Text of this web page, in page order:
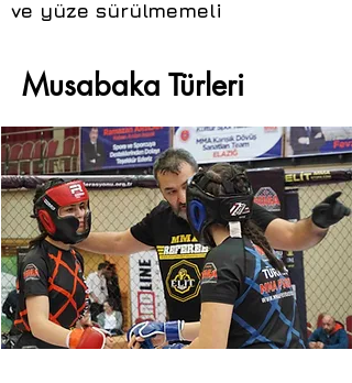
ve yüze sürülmemeli
Musabaka Türleri